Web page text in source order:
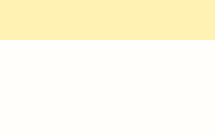
Spectacle